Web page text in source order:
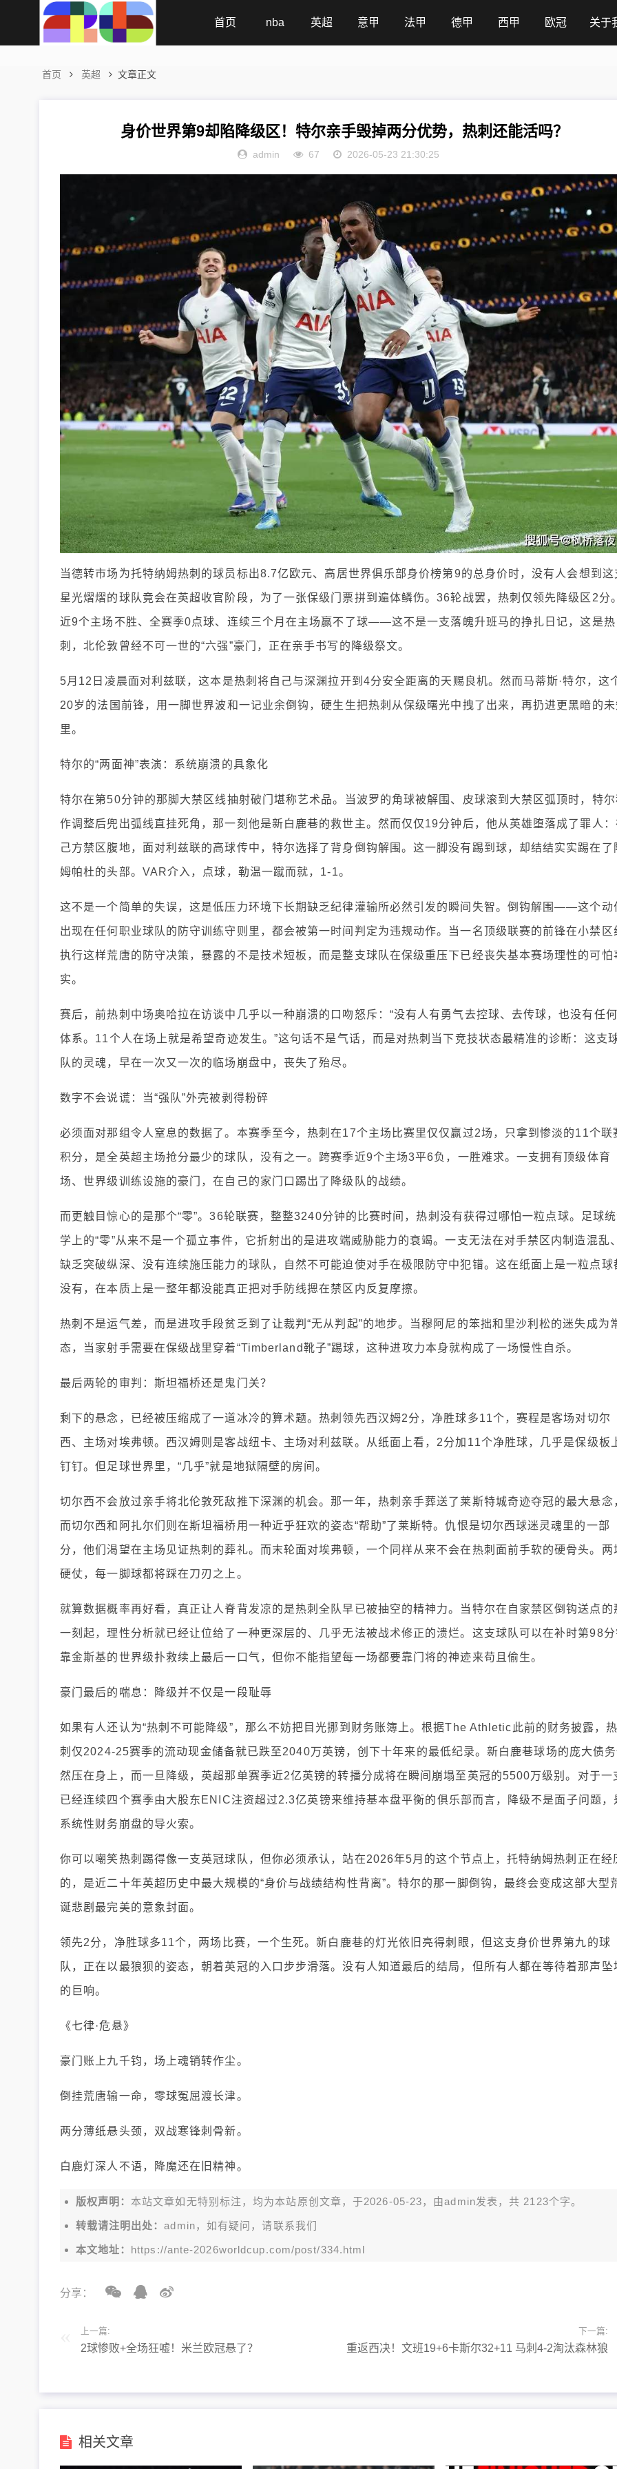
首页 nba 英超 意甲 法甲 德甲 西甲 欧冠 关于
首页 英超 文章正文
身价世界第9却陷降级区！特尔亲手毁掉两分优势，热刺还能活吗？
admin 67 2026-05-23 21:30:25
当德转市场为托特纳姆热刺的球员标出8.7亿欧元、高居世界俱乐部身价榜第9的总身价时，没有人会想到这
星光熠熠的球队竟会在英超收官阶段，为了一张保级门票拼到遍体鳞伤。36轮战罢，热刺仅领先降级区2分。
近9个主场不胜、全赛季0点球、连续三个月在主场赢不了球——这不是一支落魄升班马的挣扎日记，这是热
刺，北伦敦曾经不可一世的“六强”豪门，正在亲手书写的降级祭文。
5月12日凌晨面对利兹联，这本是热刺将自己与深渊拉开到4分安全距离的天赐良机。然而马蒂斯·特尔，这
20岁的法国前锋，用一脚世界波和一记业余倒钩，硬生生把热刺从保级曙光中拽了出来，再扔进更黑暗的未
里。
特尔的“两面神”表演：系统崩溃的具象化
特尔在第50分钟的那脚大禁区线抽射破门堪称艺术品。当波罗的角球被解围、皮球滚到大禁区弧顶时，特尔
作调整后兜出弧线直挂死角，那一刻他是新白鹿巷的救世主。然而仅仅19分钟后，他从英雄堕落成了罪人：
己方禁区腹地，面对利兹联的高球传中，特尔选择了背身倒钩解围。这一脚没有踢到球，却结结实实踢在了
姆帕杜的头部。VAR介入，点球，勒温一蹴而就，1-1。
这不是一个简单的失误，这是低压力环境下长期缺乏纪律灌输所必然引发的瞬间失智。倒钩解围——这个动
出现在任何职业球队的防守训练守则里，都会被第一时间判定为违规动作。当一名顶级联赛的前锋在小禁区
执行这样荒唐的防守决策，暴露的不是技术短板，而是整支球队在保级重压下已经丧失基本赛场理性的可怕
实。
赛后，前热刺中场奥哈拉在访谈中几乎以一种崩溃的口吻怒斥：“没有人有勇气去控球、去传球，也没有任何
体系。11个人在场上就是希望奇迹发生。”这句话不是气话，而是对热刺当下竞技状态最精准的诊断：这支
队的灵魂，早在一次又一次的临场崩盘中，丧失了殆尽。
数字不会说谎：当“强队”外壳被剥得粉碎
必须面对那组令人窒息的数据了。本赛季至今，热刺在17个主场比赛里仅仅赢过2场，只拿到惨淡的11个联
积分，是全英超主场抢分最少的球队，没有之一。跨赛季近9个主场3平6负，一胜难求。一支拥有顶级体育
场、世界级训练设施的豪门，在自己的家门口踢出了降级队的战绩。
而更触目惊心的是那个“零”。36轮联赛，整整3240分钟的比赛时间，热刺没有获得过哪怕一粒点球。足球
学上的“零”从来不是一个孤立事件，它折射出的是进攻端威胁能力的衰竭。一支无法在对手禁区内制造混乱、
缺乏突破纵深、没有连续施压能力的球队，自然不可能迫使对手在极限防守中犯错。这在纸面上是一粒点球
没有，在本质上是一整年都没能真正把对手防线摁在禁区内反复摩擦。
热刺不是运气差，而是进攻手段贫乏到了让裁判“无从判起”的地步。当穆阿尼的笨拙和里沙利松的迷失成为
态，当家射手需要在保级战里穿着“Timberland靴子”踢球，这种进攻力本身就构成了一场慢性自杀。
最后两轮的审判：斯坦福桥还是鬼门关？
剩下的悬念，已经被压缩成了一道冰冷的算术题。热刺领先西汉姆2分，净胜球多11个，赛程是客场对切尔
西、主场对埃弗顿。西汉姆则是客战纽卡、主场对利兹联。从纸面上看，2分加11个净胜球，几乎是保级板
钉钉。但足球世界里，“几乎”就是地狱隔壁的房间。
切尔西不会放过亲手将北伦敦死敌推下深渊的机会。那一年，热刺亲手葬送了莱斯特城奇迹夺冠的最大悬念
而切尔西和阿扎尔们则在斯坦福桥用一种近乎狂欢的姿态“帮助”了莱斯特。仇恨是切尔西球迷灵魂里的一部
分，他们渴望在主场见证热刺的葬礼。而末轮面对埃弗顿，一个同样从来不会在热刺面前手软的硬骨头。两
硬仗，每一脚球都将踩在刀刃之上。
就算数据概率再好看，真正让人脊背发凉的是热刺全队早已被抽空的精神力。当特尔在自家禁区倒钩送点的
一刻起，理性分析就已经让位给了一种更深层的、几乎无法被战术修正的溃烂。这支球队可以在补时第98分
靠金斯基的世界级扑救续上最后一口气，但你不能指望每一场都要靠门将的神迹来苟且偷生。
豪门最后的喘息：降级并不仅是一段耻辱
如果有人还认为“热刺不可能降级”，那么不妨把目光挪到财务账簿上。根据The Athletic此前的财务披露，热
刺仅2024-25赛季的流动现金储备就已跌至2040万英镑，创下十年来的最低纪录。新白鹿巷球场的庞大债务
然压在身上，而一旦降级，英超那单赛季近2亿英镑的转播分成将在瞬间崩塌至英冠的5500万级别。对于一
已经连续四个赛季由大股东ENIC注资超过2.3亿英镑来维持基本盘平衡的俱乐部而言，降级不是面子问题，
系统性财务崩盘的导火索。
你可以嘲笑热刺踢得像一支英冠球队，但你必须承认，站在2026年5月的这个节点上，托特纳姆热刺正在经
的，是近二十年英超历史中最大规模的“身价与战绩结构性背离”。特尔的那一脚倒钩，最终会变成这部大型
诞悲剧最完美的意象封面。
领先2分，净胜球多11个，两场比赛，一个生死。新白鹿巷的灯光依旧亮得刺眼，但这支身价世界第九的球
队，正在以最狼狈的姿态，朝着英冠的入口步步滑落。没有人知道最后的结局，但所有人都在等待着那声坠
的巨响。
《七律·危悬》
豪门账上九千钧，场上魂销转作尘。
倒挂荒唐输一命，零球冤屈渡长津。
两分薄纸悬头颈，双战寒锋刺骨新。
白鹿灯深人不语，降魔还在旧精神。
版权声明： 本站文章如无特别标注，均为本站原创文章，于2026-05-23，由admin发表，共 2123个字。
转载请注明出处：admin，如有疑问，请联系我们
本文地址： https://ante-2026worldcup.com/post/334.html
分享：
上一篇:
2球惨败+全场狂嘘！米兰欧冠悬了？
下一篇:
重返西决！文班19+6卡斯尔32+11 马刺4-2淘汰森林狼
相关文章